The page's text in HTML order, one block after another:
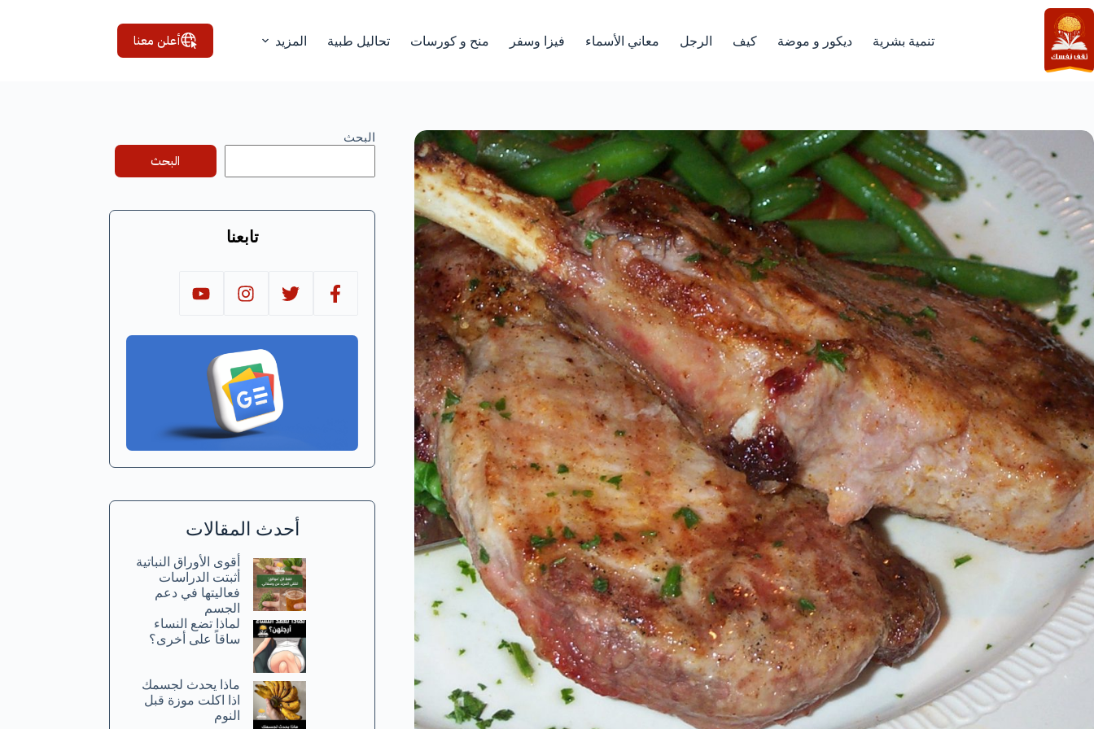
التجاوز
إلى
المحتوى
تنمية بشرية ديكور و موضة كيف الرجل معاني الأسماء فيزا وسفر منح و كورسات تحاليل طبية المزيد أعلن معنا
البحث
البحث
تابعنا
أحدث المقالات
أقوى الأوراق النباتية
أثبتت الدراسات
فعاليتها في دعم
الجسم
لماذا تضع النساء
ساقاً على أخرى؟
ماذا يحدث لجسمك
اذا اكلت موزة قبل
النوم